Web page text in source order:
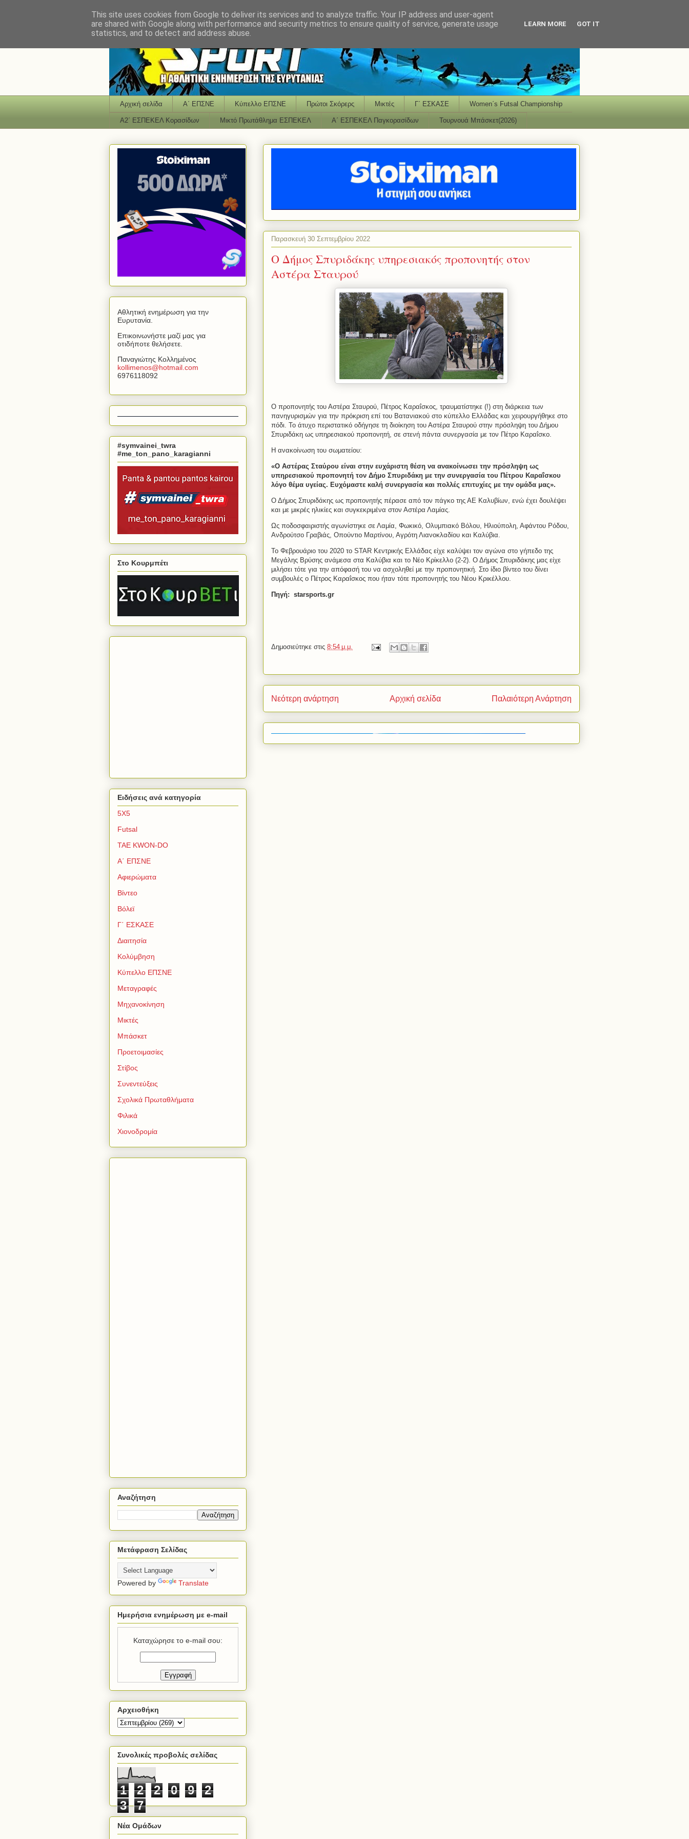
Αρχική σελίδα Α΄ ΕΠΣΝΕ Κύπελλο ΕΠΣΝΕ Πρώτοι Σκόρερς Μικτές Γ΄ ΕΣΚΑΣΕ Women΄s Futsal Championship
Α2΄ ΕΣΠΕΚΕΛ Κορασίδων Μικτό Πρωτάθλημα ΕΣΠΕΚΕΛ Α΄ ΕΣΠΕΚΕΛ Παγκορασίδων Τουρνουά Μπάσκετ(2026)
Παρασκευή 30 Σεπτεμβρίου 2022
Ο Δήμος Σπυριδάκης υπηρεσιακός προπονητής στον
Αστέρα Σταυρού
Ο προπονητής του Αστέρα Σταυρού, Πέτρος Καραΐσκος, τραυματίστηκε (!) στη διάρκεια των
πανηγυρισμών για την πρόκριση επί του Βατανιακού στο κύπελλο Ελλάδας και χειρουργήθηκε στο
πόδι. Το άτυχο περιστατικό οδήγησε τη διοίκηση του Αστέρα Σταυρού στην πρόσληψη του Δήμου
Σπυριδάκη ως υπηρεσιακού προπονητή, σε στενή πάντα συνεργασία με τον Πέτρο Καραΐσκο.
Η ανακοίνωση του σωματείου:
«Ο Αστέρας Σταύρου είναι στην ευχάριστη θέση να ανακοίνωσει την πρόσληψη ως
υπηρεσιακού προπονητή τον Δήμο Σπυριδάκη με την συνεργασία του Πέτρου Καραΐσκου
λόγο θέμα υγείας. Ευχόμαστε καλή συνεργασία και πολλές επιτυχίες με την ομάδα μας».
Ο Δήμος Σπυριδάκης ως προπονητής πέρασε από τον πάγκο της ΑΕ Καλυβίων, ενώ έχει δουλέψει
και με μικρές ηλικίες και συγκεκριμένα στον Αστέρα Λαμίας.
Ως ποδοσφαιριστής αγωνίστηκε σε Λαμία, Φωκικό, Ολυμπιακό Βόλου, Ηλιούπολη, Αφάντου Ρόδου,
Ανδρούτσο Γραβιάς, Οπούντιο Μαρτίνου, Αγρότη Λιανοκλαδίου και Καλύβια.
Το Φεβρουάριο του 2020 το STAR Κεντρικής Ελλάδας είχε καλύψει τον αγώνα στο γήπεδο της
Μεγάλης Βρύσης ανάμεσα στα Καλύβια και το Νέο Κρίκελλο (2-2). Ο Δήμος Σπυριδάκης μας είχε
μιλήσει τότε για την απόφασή του να ασχοληθεί με την προπονητική. Στο ίδιο βίντεο του δίνει
συμβουλές ο Πέτρος Καραΐσκος που ήταν τότε προπονητής του Νέου Κρικέλλου.
Πηγή: starsports.gr
Δημοσιεύτηκε στις 8:54 μ.μ.
Νεότερη ανάρτηση Παλαιότερη Ανάρτηση
Αρχική σελίδα
Αθλητική ενημέρωση για την
Ευρυτανία.
Επικοινωνήστε μαζί μας για
οτιδήποτε θελήσετε.
Παναγιώτης Κολλημένος
kollimenos@hotmail com
6976118092
#symvainei_twra
#me_ton_pano_karagianni
Στο Κουρμπέτι
Ειδήσεις ανά κατηγορία
5Χ5
Futsal
TAE KWON-DO
Α΄ ΕΠΣΝΕ
Αφιερώματα
Βίντεο
Βόλεϊ
Γ΄ ΕΣΚΑΣΕ
Διαιτησία
Κολύμβηση
Κύπελλο ΕΠΣΝΕ
Μεταγραφές
Μηχανοκίνηση
Μικτές
Μπάσκετ
Προετοιμασίες
Στίβος
Συνεντεύξεις
Σχολικά Πρωταθλήματα
Φιλικά
Χιονοδρομία
Αναζήτηση
Μετάφραση Σελίδας
Powered by Translate
Ημερήσια ενημέρωση με e-mail
Καταχώρησε το e-mail σου:
Αρχειοθήκη
Συνολικές προβολές σελίδας
1 2 2 0 9
2
3
7
Νέα Ομάδων
This site uses cookies from Google to deliver its services and to analyze traffic. Your IP address and user-agent
are shared with Google along with performance and security metrics to ensure quality of service, generate usage
statistics, and to detect and address abuse.
LEARN MORE GOT IT